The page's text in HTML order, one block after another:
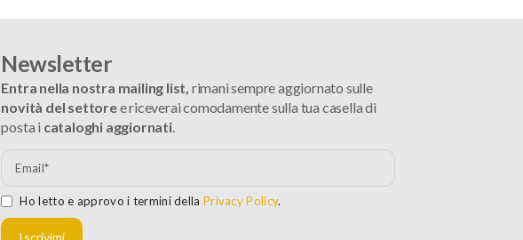
Newsletter
Entra nella nostra mailing list, rimani sempre aggiornato sulle
novità del settoree riceverai comodamente sulla tua casella di
posta i cataloghi aggiornati.
Ho letto e approvo i termini della Privacy Policy.
Iscrivimi